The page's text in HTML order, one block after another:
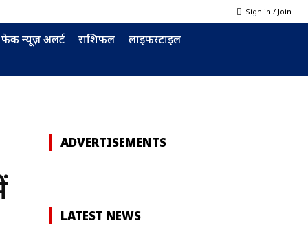
Sign in / Join
फेक न्यूज़ अलर्ट राशिफल लाइफस्टाइल
ADVERTISEMENTS
LATEST NEWS